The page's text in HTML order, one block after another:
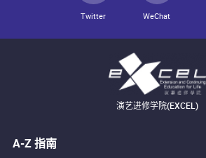
Twitter WeChat
演艺进修学院(EXCEL)
A-Z 指南